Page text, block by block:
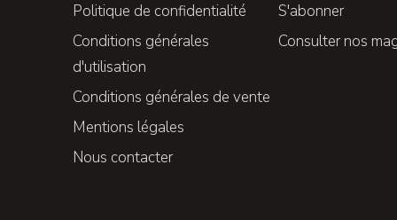
Politique de confidentialité
Conditions générales
d'utilisation
Conditions générales de vente
Mentions légales
Nous contacter
S'abonner
Consulter nos